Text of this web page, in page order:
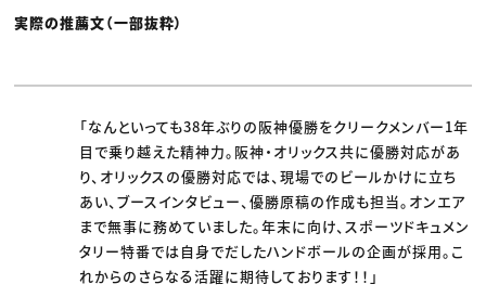
実際の推薦文（一部抜粋）
「なんといっても38年ぶりの阪神優勝をクリークメンバー1年
目で乗り越えた精神力。阪神・オリックス共に優勝対応があ
り、オリックスの優勝対応では、現場でのビールかけに立ち
あい、ブースインタビュー、優勝原稿の作成も担当。オンエア
まで無事に務めていました。年末に向け、スポーツドキュメン
タリー特番では自身でだしたハンドボールの企画が採用。こ
れからのさらなる活躍に期待しております！！」